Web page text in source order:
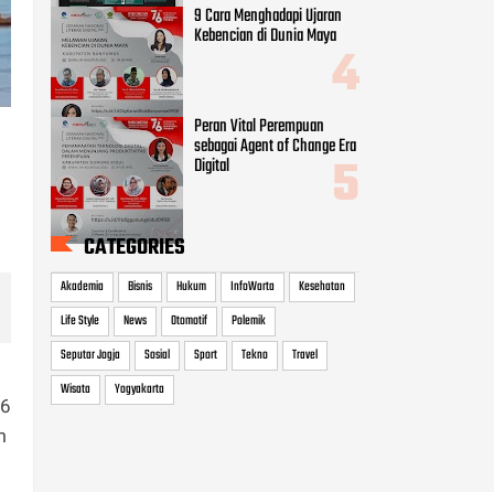
9 Cara Menghadapi Ujaran
Kebencian di Dunia Maya
Peran Vital Perempuan
sebagai Agent of Change Era
Digital
CATEGORIES
Akademia Bisnis Hukum InfoWarta
Kesehatan
Life Style
News Otomotif
Polemik
Seputar Jogja
Sosial Sport Tekno
Travel
Wisata
Yogyakarta